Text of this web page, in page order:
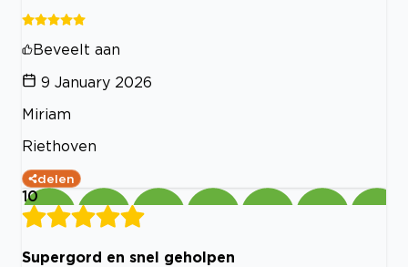
Beveelt aan
9 January 2026
Miriam
Riethoven
delen
10
Supergord en snel geholpen